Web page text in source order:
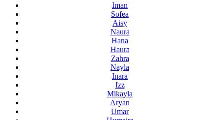
Iman
Sofea
Aisy
Naura
Hana
Haura
Zahra
Nayla
Inara
Izz
Mikayla
Aryan
Umar